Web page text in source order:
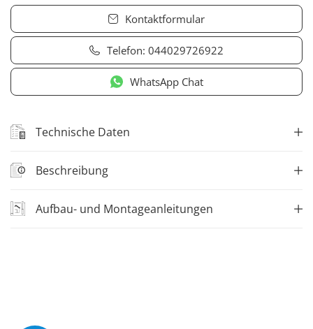
Kontaktformular
Telefon: 044029726922
WhatsApp Chat
Technische Daten
Beschreibung
Aufbau- und Montageanleitungen